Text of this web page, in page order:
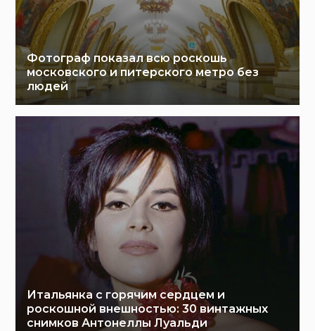
Фотограф показал всю роскошь
московского и питерского метро без
людей
Итальянка с горячим сердцем и
роскошной внешностью: 30 винтажных
снимков Антонеллы Луальди